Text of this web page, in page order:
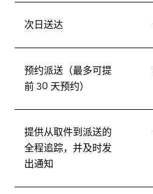
次日送达
预约派送（最多可提
前 30 天预约）
提供从取件到派送的
全程追踪，并及时发
出通知